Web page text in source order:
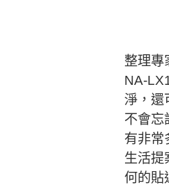
整理專
NA-
淨，還
不會忘
有非常
生活提
何的貼